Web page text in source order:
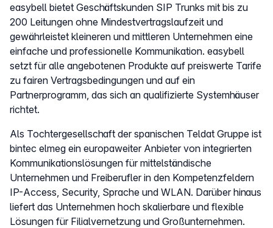
easybell bietet Geschäftskunden SIP Trunks mit bis zu
200 Leitungen ohne Mindestvertragslaufzeit und
gewährleistet kleineren und mittleren Unternehmen eine
einfache und professionelle Kommunikation. easybell
setzt für alle angebotenen Produkte auf preiswerte Tarife
zu fairen Vertragsbedingungen und auf ein
Partnerprogramm, das sich an qualifizierte Systemhäuser
richtet.
Als Tochtergesellschaft der spanischen Teldat Gruppe ist
bintec elmeg ein europaweiter Anbieter von integrierten
Kommunikationslösungen für mittelständische
Unternehmen und Freiberufler in den Kompetenzfeldern
IP-Access, Security, Sprache und WLAN. Darüber hinaus
liefert das Unternehmen hoch skalierbare und flexible
Lösungen für Filialvernetzung und Großunternehmen.